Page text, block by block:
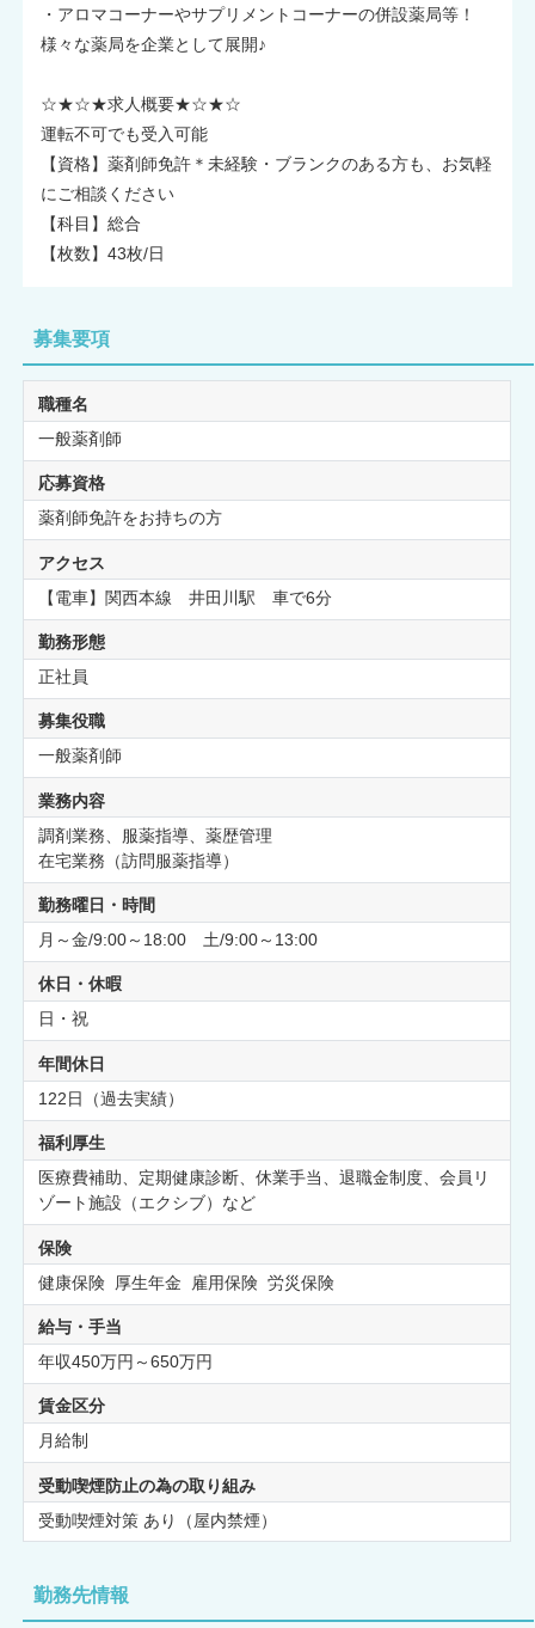
・アロマコーナーやサプリメントコーナーの併設薬局等！
様々な薬局を企業として展開♪
☆★☆★求人概要★☆★☆
運転不可でも受入可能
【資格】薬剤師免許＊未経験・ブランクのある方も、お気軽
にご相談ください
【科目】総合
【枚数】43枚/日
募集要項
職種名
一般薬剤師
応募資格
薬剤師免許をお持ちの方
アクセス
【電車】関西本線 井田川駅 車で6分
勤務形態
正社員
募集役職
一般薬剤師
業務内容
調剤業務、服薬指導、薬歴管理
在宅業務（訪問服薬指導）
勤務曜日・時間
月～金/9:00～18:00 土/9:00～13:00
休日・休暇
日・祝
年間休日
122日（過去実績）
福利厚生
医療費補助、定期健康診断、休業手当、退職金制度、会員リ
ゾート施設（エクシブ）など
保険
健康保険 厚生年金 雇用保険 労災保険
給与・手当
年収450万円～650万円
賃金区分
月給制
受動喫煙防止の為の取り組み
受動喫煙対策 あり（屋内禁煙）
勤務先情報